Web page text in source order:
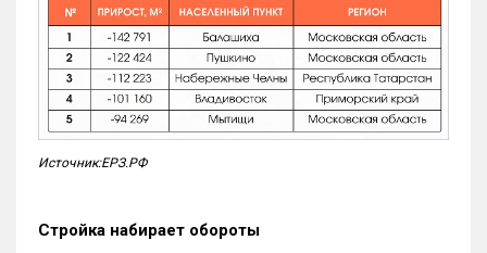
Источник:ЕРЗ.РФ
Стройка набирает обороты